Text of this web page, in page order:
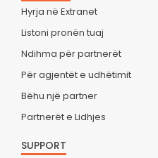
Hyrja në Extranet
Listoni pronën tuaj
Ndihma për partnerët
Për agjentët e udhëtimit
Bëhu një partner
Partnerët e Lidhjes
SUPPORT